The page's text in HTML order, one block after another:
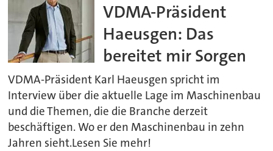
VDMA-Präsident
Haeusgen: Das
bereitet mir Sorgen
VDMA-Präsident Karl Haeusgen spricht im
Interview über die aktuelle Lage im Maschinenbau
und die Themen, die die Branche derzeit
beschäftigen. Wo er den Maschinenbau in zehn
Jahren sieht.Lesen Sie mehr!